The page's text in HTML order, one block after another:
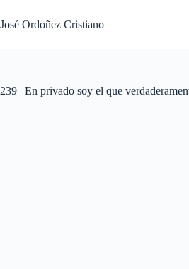
al
contenido
José Ordoñez Cristiano
239 | En privado soy el que